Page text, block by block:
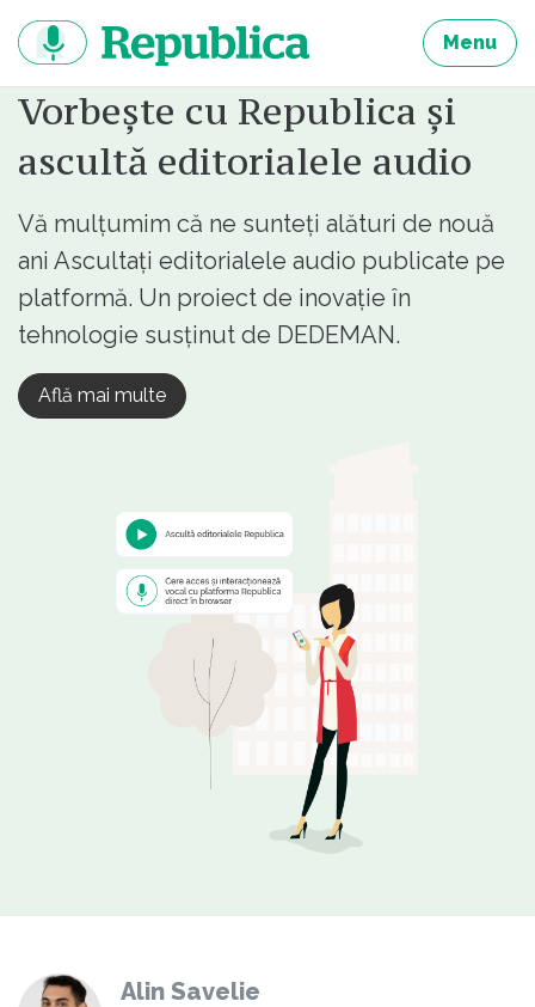
continut
Menu
Vorbește cu Republica și
ascultă editorialele audio
Vă mulțumim că ne sunteți alături de nouă
ani Ascultați editorialele audio publicate pe
platformă. Un proiect de inovație în
tehnologie susținut de DEDEMAN.
Află mai multe
Alin Savelie